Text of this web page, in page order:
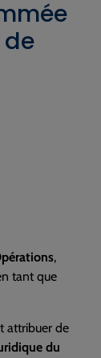
,
tant que
attribuer de
du